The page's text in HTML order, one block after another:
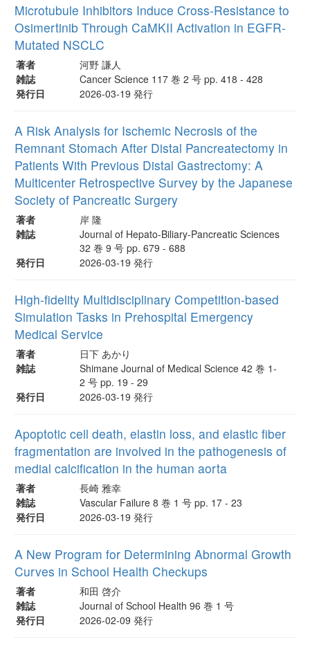
Microtubule Inhibitors Induce Cross-Resistance to
Osimertinib Through CaMKII Activation in EGFR-
Mutated NSCLC
著者
河野 謙人
雑誌
Cancer Science 117 巻 2 号 pp. 418 - 428
発行日
2026-03-19 発行
A Risk Analysis for Ischemic Necrosis of the
Remnant Stomach After Distal Pancreatectomy in
Patients With Previous Distal Gastrectomy: A
Multicenter Retrospective Survey by the Japanese
Society of Pancreatic Surgery
著者
岸 隆
雑誌
Journal of Hepato-Biliary-Pancreatic Sciences
32 巻 9 号 pp. 679 - 688
発行日
2026-03-19 発行
High-fidelity Multidisciplinary Competition-based
Simulation Tasks in Prehospital Emergency
Medical Service
著者
日下 あかり
雑誌
Shimane Journal of Medical Science 42 巻 1-
2 号 pp. 19 - 29
発行日
2026-03-19 発行
Apoptotic cell death, elastin loss, and elastic fiber
fragmentation are involved in the pathogenesis of
medial calcification in the human aorta
著者
長崎 雅幸
雑誌
Vascular Failure 8 巻 1 号 pp. 17 - 23
発行日
2026-03-19 発行
A New Program for Determining Abnormal Growth
Curves in School Health Checkups
著者
和田 啓介
雑誌
Journal of School Health 96 巻 1 号
発行日
2026-02-09 発行